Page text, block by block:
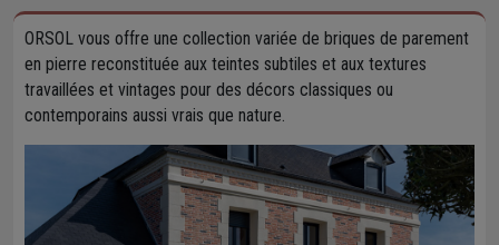
ORSOL vous offre une collection variée de briques de parement
en pierre reconstituée aux teintes subtiles et aux textures
travaillées et vintages pour des décors classiques ou
contemporains aussi vrais que nature.